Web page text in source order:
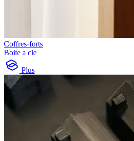
Coffres-forts
Boite a cle
Plus